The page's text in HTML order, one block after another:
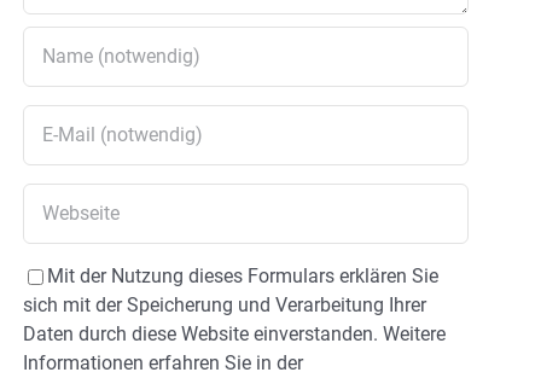
Mit der Nutzung dieses Formulars erklären Sie
sich mit der Speicherung und Verarbeitung Ihrer
Daten durch diese Website einverstanden. Weitere
Informationen erfahren Sie in der